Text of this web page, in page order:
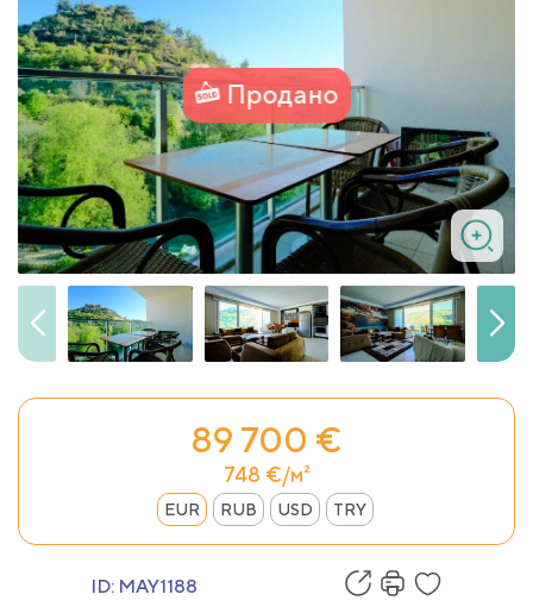
Продано
89 700 €
748 €/м²
EUR RUB USD TRY
ID: MAY1188